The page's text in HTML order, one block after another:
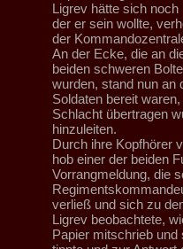
Ligrev hätte sich
der er sein wollte,
der
An der Ecke, die an
beiden schweren
wurden, stand nun an
Soldaten bereit
Schlacht übertragen
hinzuleiten.
Durch ihre Kopfhörer
hob einer der beiden
Vorrangmeldung, die
verließ und sich zu
Ligrev beobachtete,
Papier mitschrieb